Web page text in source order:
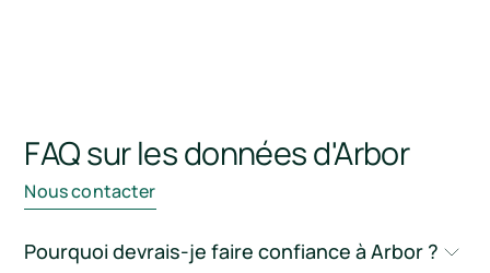
FAQ sur les données d'Arbor
Nous contacter
Pourquoi devrais-je faire confiance à Arbor ?